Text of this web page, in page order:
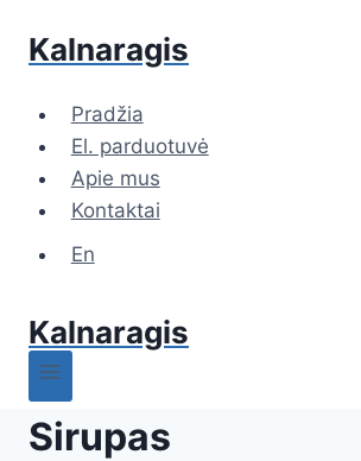
Kalnaragis
Pradžia
El. parduotuvė
Apie mus
Kontaktai
En
Kalnaragis
Sirupas